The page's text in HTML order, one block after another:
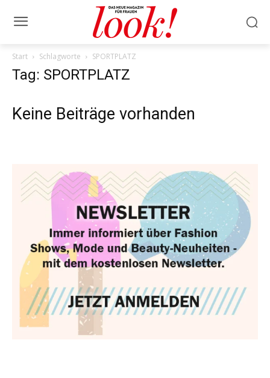
Start Schlagworte SPORTPLATZ
Tag: SPORTPLATZ
Keine Beiträge vorhanden